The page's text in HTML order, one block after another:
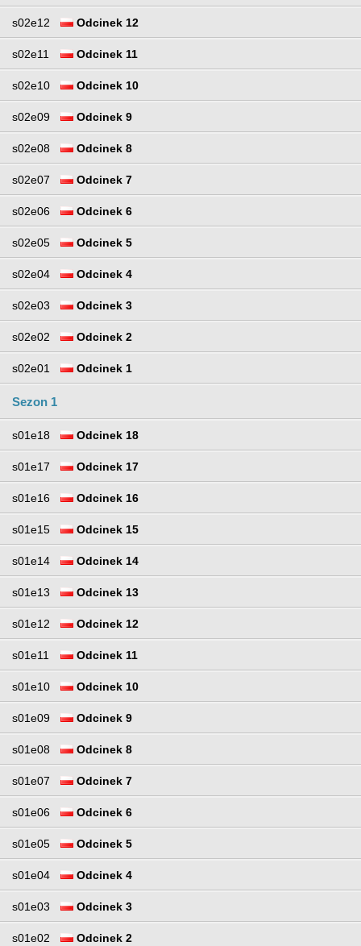
s02e12 Odcinek 12
s02e11 Odcinek 11
s02e10 Odcinek 10
s02e09 Odcinek 9
s02e08 Odcinek 8
s02e07 Odcinek 7
s02e06 Odcinek 6
s02e05 Odcinek 5
s02e04 Odcinek 4
s02e03 Odcinek 3
s02e02 Odcinek 2
s02e01 Odcinek 1
Sezon 1
s01e18 Odcinek 18
s01e17 Odcinek 17
s01e16 Odcinek 16
s01e15 Odcinek 15
s01e14 Odcinek 14
s01e13 Odcinek 13
s01e12 Odcinek 12
s01e11 Odcinek 11
s01e10 Odcinek 10
s01e09 Odcinek 9
s01e08 Odcinek 8
s01e07 Odcinek 7
s01e06 Odcinek 6
s01e05 Odcinek 5
s01e04 Odcinek 4
s01e03 Odcinek 3
s01e02 Odcinek 2